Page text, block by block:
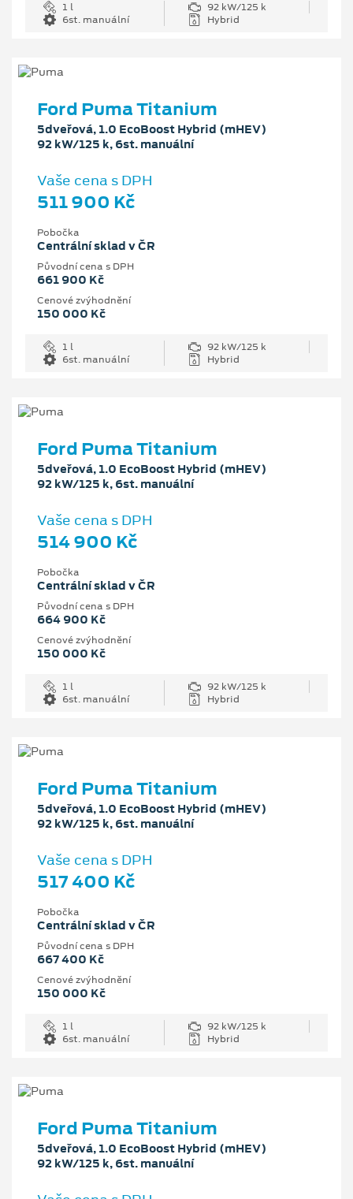
1 l
92 kW/125 k
6st. manuální
Hybrid
Ford Puma Titanium
5dveřová, 1.0 EcoBoost Hybrid (mHEV)
92 kW/125 k, 6st. manuální
Vaše cena s DPH
511 900 Kč
Pobočka
Centrální sklad v ČR
Původní cena s DPH
661 900 Kč
Cenové zvýhodnění
150 000 Kč
1 l
92 kW/125 k
6st. manuální
Hybrid
Ford Puma Titanium
5dveřová, 1.0 EcoBoost Hybrid (mHEV)
92 kW/125 k, 6st. manuální
Vaše cena s DPH
514 900 Kč
Pobočka
Centrální sklad v ČR
Původní cena s DPH
664 900 Kč
Cenové zvýhodnění
150 000 Kč
1 l
92 kW/125 k
6st. manuální
Hybrid
Ford Puma Titanium
5dveřová, 1.0 EcoBoost Hybrid (mHEV)
92 kW/125 k, 6st. manuální
Vaše cena s DPH
517 400 Kč
Pobočka
Centrální sklad v ČR
Původní cena s DPH
667 400 Kč
Cenové zvýhodnění
150 000 Kč
1 l
92 kW/125 k
6st. manuální
Hybrid
Ford Puma Titanium
5dveřová, 1.0 EcoBoost Hybrid (mHEV)
92 kW/125 k, 6st. manuální